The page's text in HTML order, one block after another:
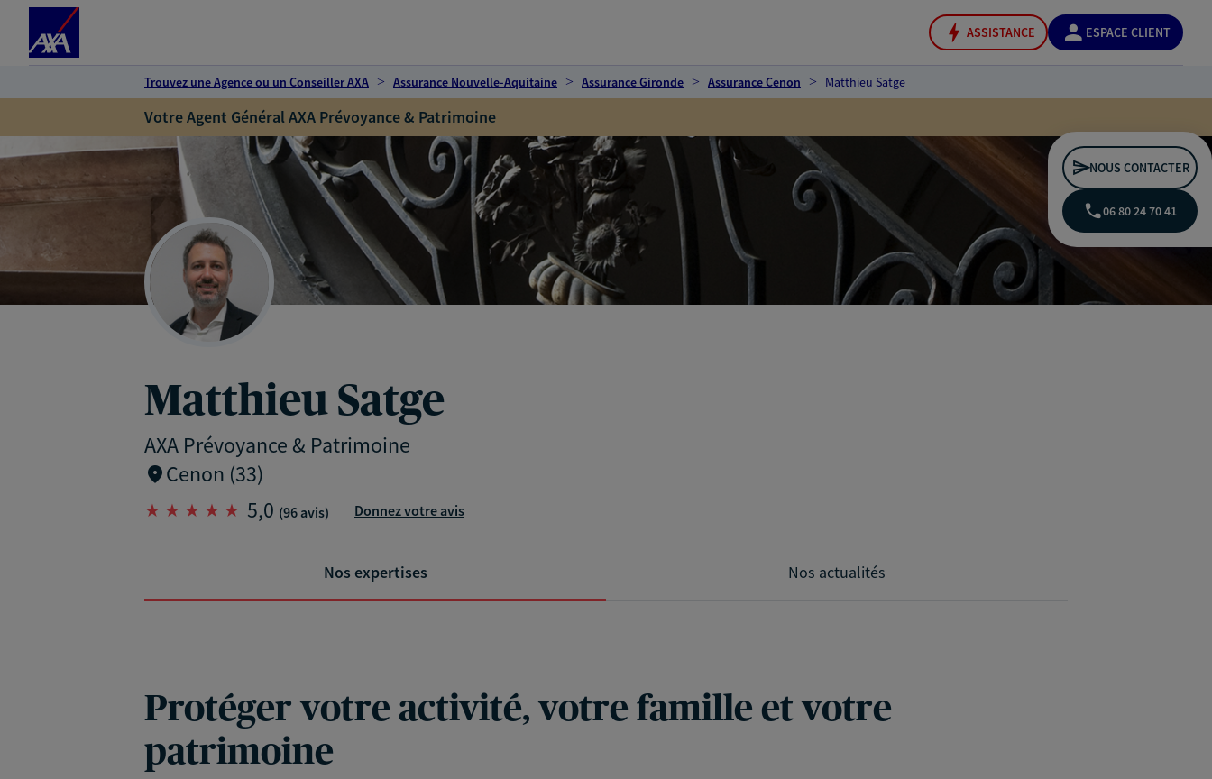
ASSISTANCE ESPACE CLIENT
Trouvez une Agence ou un Conseiller AXA Assurance Nouvelle-Aquitaine Assurance Gironde Assurance Cenon Matthieu Satge
Votre Agent Général AXA Prévoyance & Patrimoine
Matthieu Satge
AXA Prévoyance & Patrimoine
Cenon (33)
5,0 (96 avis) Donnez votre avis
NOUS CONTACTER
06 80 24 70 41
Nos expertises Nos actualités
Protéger votre activité, votre famille et votre
patrimoine